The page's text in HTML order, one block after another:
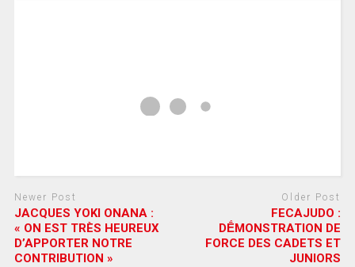
Newer Post
JACQUES YOKI ONANA :
« ON EST TRÈS HEUREUX
D’APPORTER NOTRE
CONTRIBUTION »
Older Post
FECAJUDO :
DḖMONSTRATION DE
FORCE DES CADETS ET
JUNIORS